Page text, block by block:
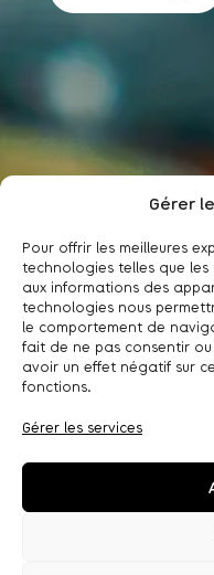
Gérer
Pour offrir les meilleures
technologies telles que
aux informations des
technologies nous
le comportement de
fait de ne pas consentir
avoir un effet négatif sur
fonctions.
Gérer les services
Plan du site
Accueil
La mosaïste